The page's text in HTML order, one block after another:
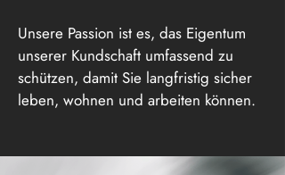
Unsere Passion ist es, das Eigentum
unserer Kundschaft umfassend zu
schützen, damit Sie langfristig sicher
leben, wohnen und arbeiten können.